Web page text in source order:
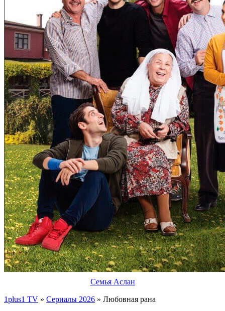
Семья Аслан
1plus1 TV » Сериалы 2026 » Любовная рана